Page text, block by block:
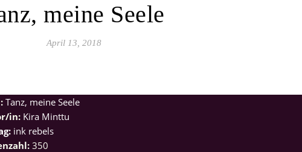
meine Seele
April 13, 2018
Tanz, meine Seele
in: Kira Minttu
ink rebels
350